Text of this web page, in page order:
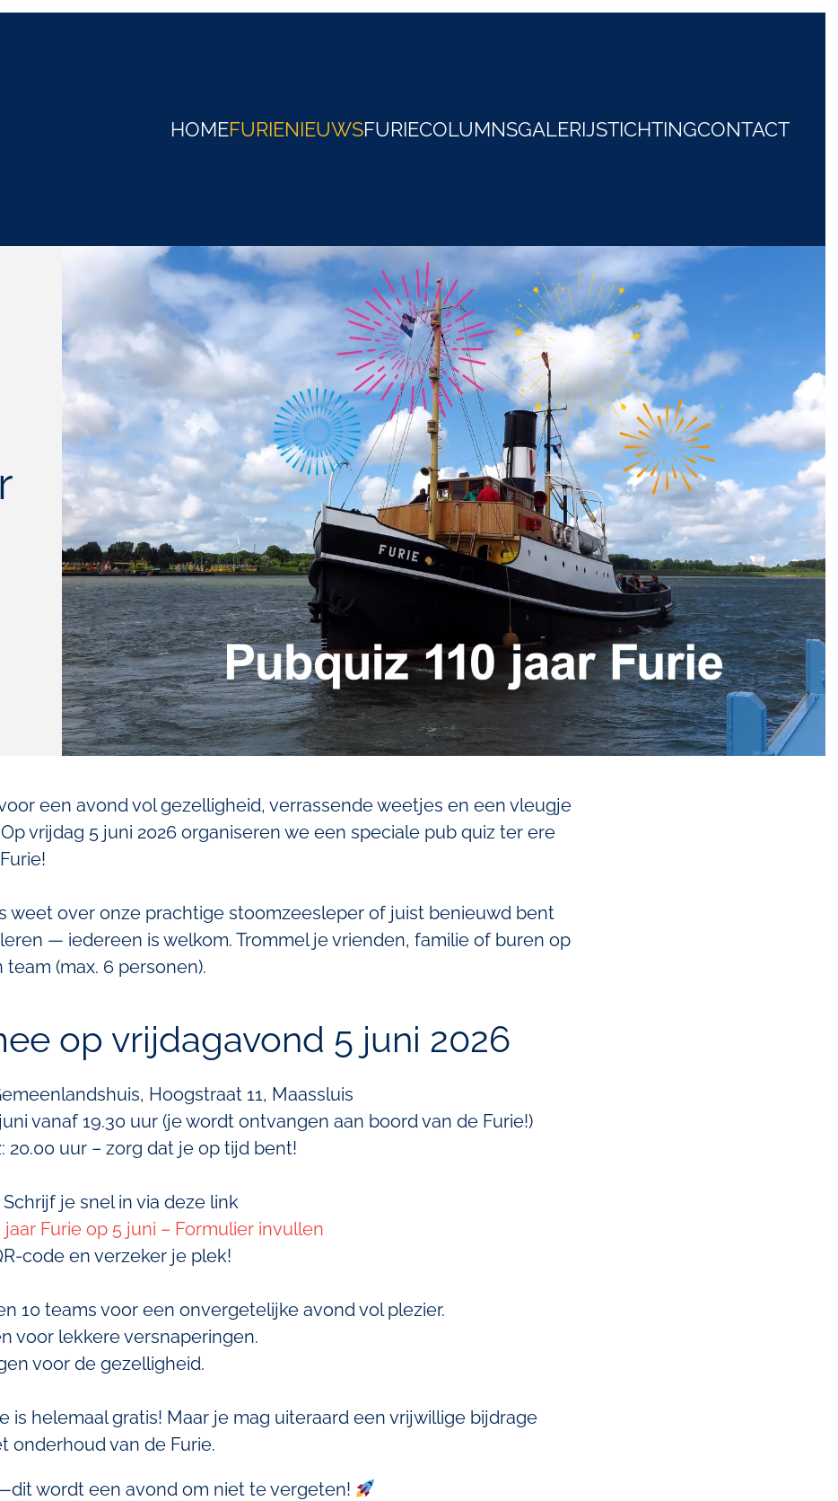
HOMEFURIENIEUWSFURIECOLUMNSGALERIJSTICHTINGCONTACT
een avond vol gezelligheid, verrassende weetjes en een vleugje
vrijdag 5 juni 2026 organiseren we een speciale pub quiz ter ere
weet over onze prachtige stoomzeesleper of juist benieuwd bent
— iedereen is welkom. Trommel je vrienden, familie of buren op
(max. 6 personen).
op vrijdagavond 5 juni 2026
Hoogstraat 11, Maassluis
vanaf 19.30 uur (je wordt ontvangen aan boord van de Furie!)
20.00 uur – zorg dat je op tijd bent!
je snel in via deze link
jaar Furie op 5 juni – Formulier invullen
code en verzeker je plek!
10 teams voor een onvergetelijke avond vol plezier.
voor lekkere versnaperingen.
voor de gezelligheid.
is helemaal gratis! Maar je mag uiteraard een vrijwillige bijdrage
onderhoud van de Furie.
wordt een avond om niet te vergeten!